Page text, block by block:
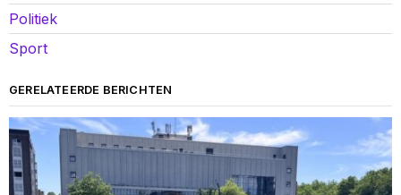
Politiek
Sport
GERELATEERDE BERICHTEN